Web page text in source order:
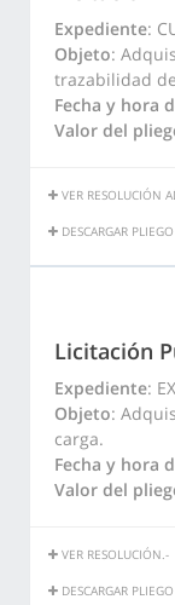
Expediente:
Objeto:
trazabilidad
Fecha y hora
Valor del
VER RESOLUCIÓN
DESCARGAR
Licitación
Expediente:
Objeto:
carga.
Fecha y hora
Valor del
VER RESOLUCIÓN.-
DESCARGAR